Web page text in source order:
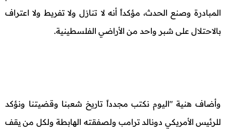
المبادرة وصنع الحدث، مؤكداً أنه لا تنازل ولا تفريط ولا اعتراف
بالاحتلال على شبر واحد من الأراضي الفلسطينية.
وأضاف هنية "اليوم نكتب مجدداً تاريخ شعبنا وقضيتنا ونؤكد
للرئيس الأمريكي دونالد ترامب ولصفقته الهابطة ولكل من يقف